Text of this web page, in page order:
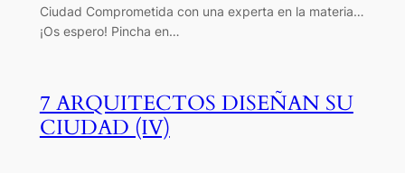
Ciudad Comprometida con una experta en la materia…
¡Os espero! Pincha en…
7 ARQUITECTOS DISEÑAN SU
CIUDAD (IV)